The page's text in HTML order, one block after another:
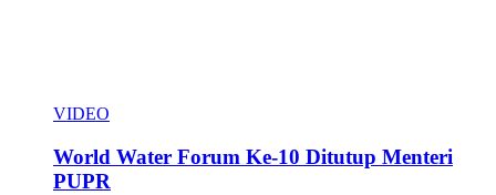
VIDEO
World Water Forum Ke-10 Ditutup Menteri
PUPR